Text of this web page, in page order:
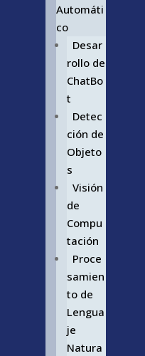
Automáti
co
Desar
rollo de
ChatBo
t
Detec
ción de
Objeto
s
Visión
de
Compu
tación
Proce
samien
to de
Lengua
je
Natura